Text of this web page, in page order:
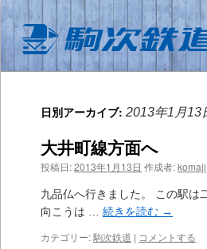
日別アーカイブ: 2013年1月13
大井町線方面へ
投稿日:2013年1月13日 作成者:komaji
九品仏へ行きました。 この駅は
向こうは … 続きを読む →
カテゴリー:駒次鉄道 | コメントする